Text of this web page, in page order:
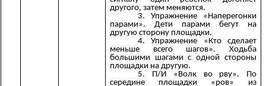
другого, затем меняются.
3. Упражнение «Наперегонки
парами». Дети парами бегут на
другую сторону площадки.
4. Упражнение «Кто сделает
меньше всего шагов». Ходьба
большими шагами с одной стороны
площадки на другую.
5. П/И «Волк во рву». По
середине площадки «ров» из